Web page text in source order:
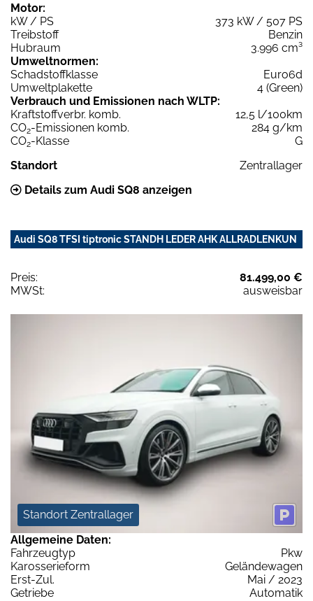
Motor:
kW / PS
373 kW / 507 PS
Treibstoff
Benzin
Hubraum
3.996 cm³
Umweltnormen:
Schadstoffklasse
Euro6d
Umweltplakette
4 (Green)
Verbrauch und Emissionen nach WLTP:
Kraftstoffverbr. komb.
12,5 l/100km
CO2-Emissionen komb.
284 g/km
CO2-Klasse
G
Standort
Zentrallager
Details zum Audi SQ8 anzeigen
Audi SQ8 TFSI tiptronic STANDH LEDER AHK ALLRADLENKUN
Preis:
81.499,00 €
MWSt:
ausweisbar
Standort Zentrallager
Allgemeine Daten:
Fahrzeugtyp
Pkw
Karosserieform
Geländewagen
Erst-Zul.
Mai / 2023
Getriebe
Automatik